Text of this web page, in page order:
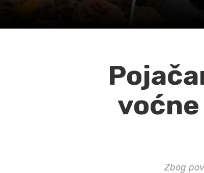
Zbog